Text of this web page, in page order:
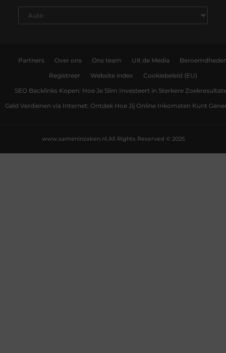
Partners Over ons Ons team Uit de Media
Registreer Website index Cookiebeleid (EU)
SEO Backlinks Kopen: Hoe Je Slim Investeert in Sterkere
Geld Verdienen via Internet: Ontdek Hoe Jij Online Inkomsten Kunt
All Rights Reserved © 2025
www.sameninzaken.nl.